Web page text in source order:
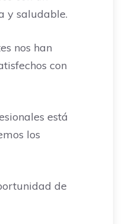
y saludable.
nos han
con
está
los
de